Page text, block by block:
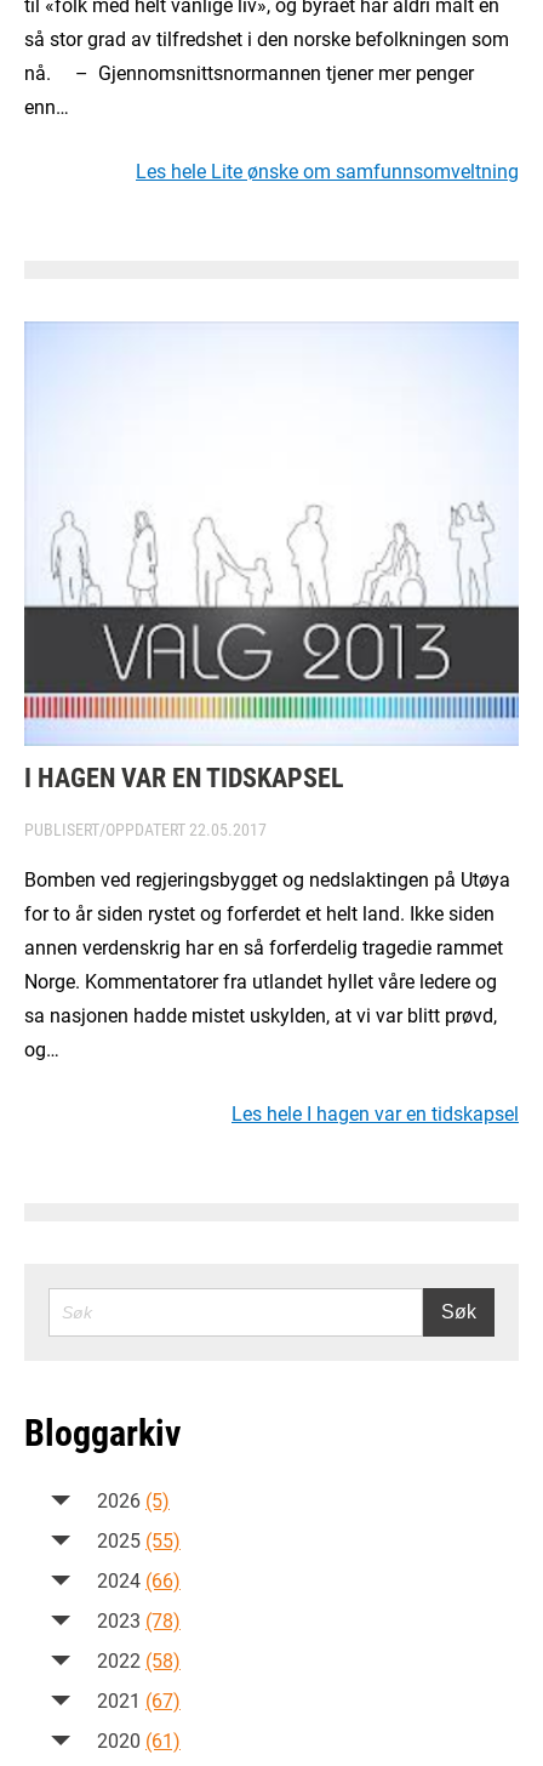
så stor grad av tilfredshet i den norske befolkningen som
nå. – Gjennomsnittsnormannen tjener mer penger
enn…
Les hele Lite ønske om samfunnsomveltning
I HAGEN VAR EN TIDSKAPSEL
PUBLISERT/OPPDATERT 22.05.2017
Bomben ved regjeringsbygget og nedslaktingen på Utøya
for to år siden rystet og forferdet et helt land. Ikke siden
annen verdenskrig har en så forferdelig tragedie rammet
Norge. Kommentatorer fra utlandet hyllet våre ledere og
sa nasjonen hadde mistet uskylden, at vi var blitt prøvd,
og…
Les hele I hagen var en tidskapsel
SØK Søk
Bloggarkiv
2026 (5)
2025 (55)
2024 (66)
2023 (78)
2022 (58)
2021 (67)
2020 (61)